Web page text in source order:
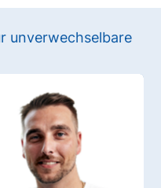
unverwechselbare